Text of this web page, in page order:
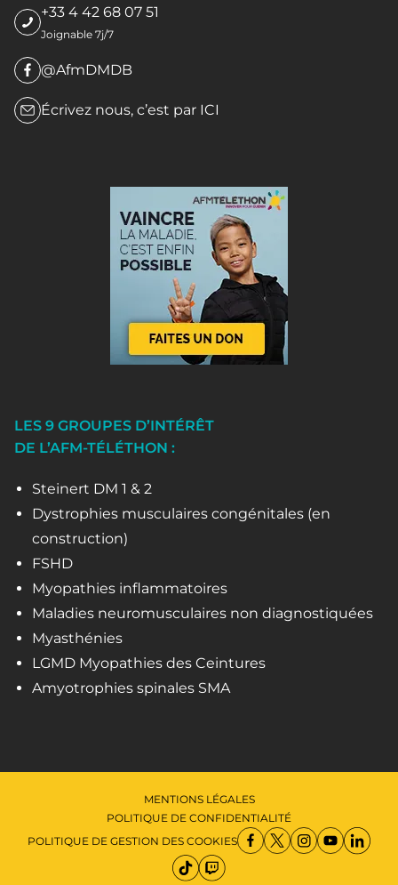
+33 4 42 68 07 51
Joignable 7j/7
@AfmDMDB
Écrivez nous, c’est par ICI
LES 9 GROUPES D’INTÉRÊT
DE L’AFM-TÉLÉTHON :
Steinert DM 1 & 2
Dystrophies musculaires congénitales (en
construction)
FSHD
Myopathies inflammatoires
Maladies neuromusculaires non diagnostiquées
Myasthénies
LGMD Myopathies des Ceintures
Amyotrophies spinales SMA
MENTIONS LÉGALES
POLITIQUE DE CONFIDENTIALITÉ
POLITIQUE DE GESTION DES COOKIES